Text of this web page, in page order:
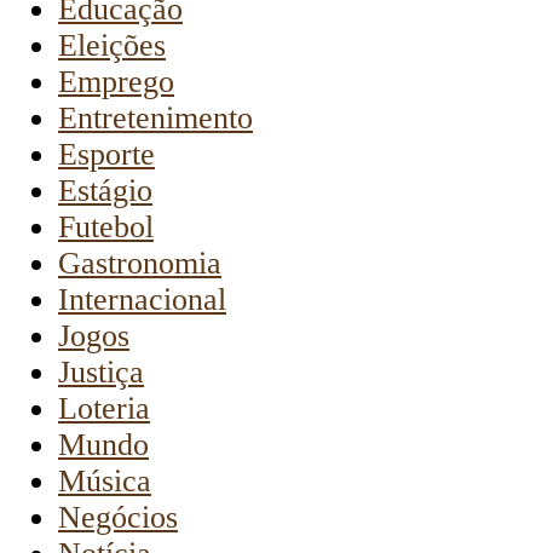
Educação
Eleições
Emprego
Entretenimento
Esporte
Estágio
Futebol
Gastronomia
Internacional
Jogos
Justiça
Loteria
Mundo
Música
Negócios